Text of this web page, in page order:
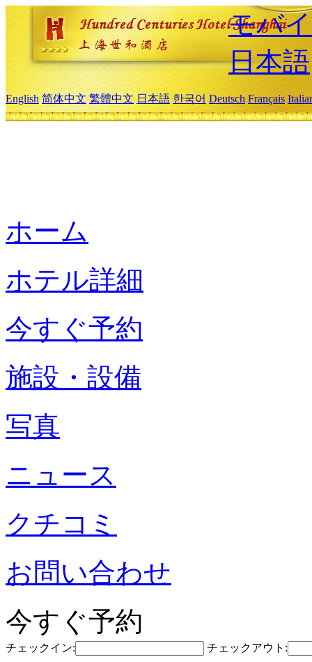
モバ
日本語
English 简体中文 繁體中文 日本語 한국어 Deutsch Français
ホーム
ホテル詳細
今すぐ予約
施設・設備
写真
ニュース
クチコミ
お問い合わせ
今すぐ予約
チェックイン: チェックアウト: